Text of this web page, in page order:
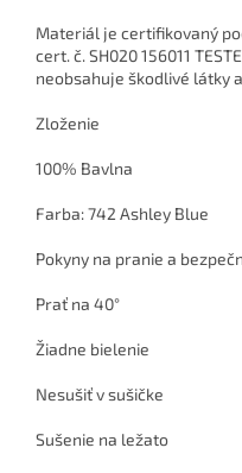
Materiál je certifikovaný
cert. č. SH020 156011
neobsahuje škodlivé látky
Zloženie
100% Bavlna
Farba: 742 Ashley Blue
Pokyny na pranie a
Prať na 40°
Žiadne bielenie
Nesušiť v sušičke
Sušenie na ležato